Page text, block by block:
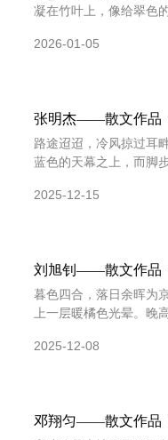
凝在竹叶上，像给翠色
角，
2026-01-05
张明杰——散文作品
路途迢迢，冷风掠过耳
蓝色的天幕之上，而脚
橘粉
2025-12-15
刘旭钊——散文作品
暮色四合，落日余晖为
上一层暖橘色光晕。晚
2025-12-08
邓翔匀——散文作品